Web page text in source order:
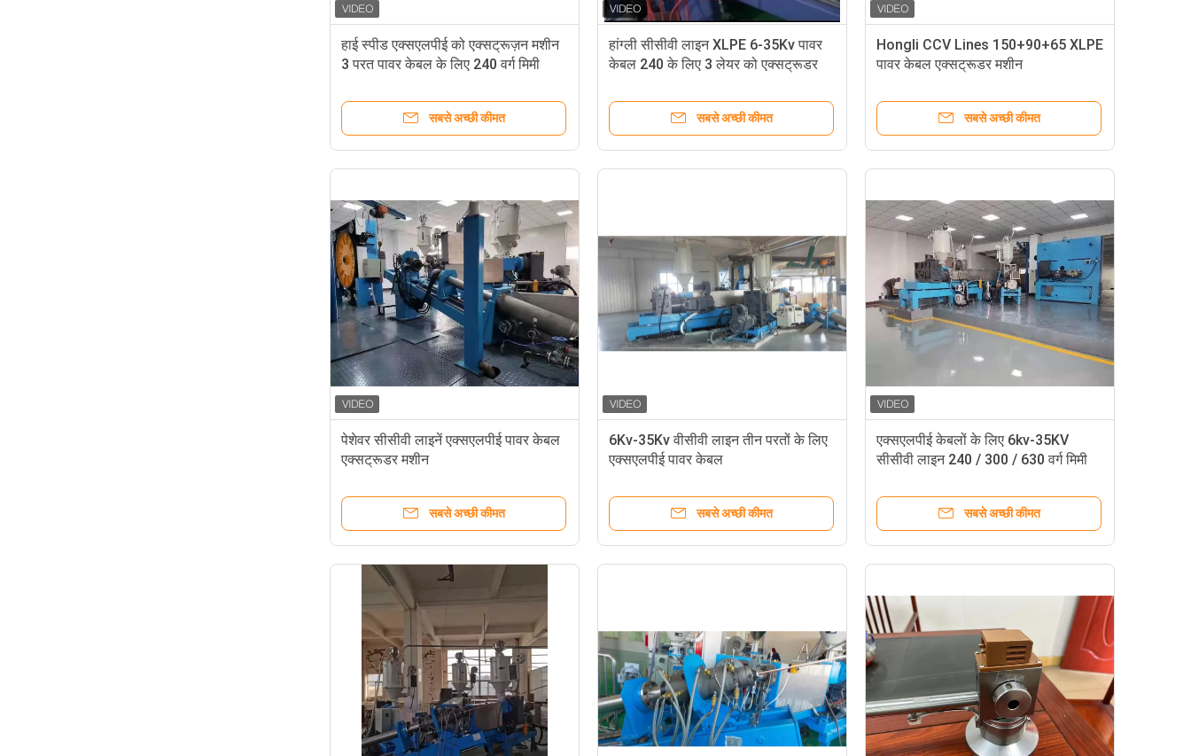
हाई स्पीड एक्सएलपीई को एक्सट्रूज़न मशीन
3 परत पावर केबल के लिए 240 वर्ग मिमी
सबसे अच्छी कीमत
हांग्ली सीसीवी लाइन XLPE 6-35Kv पावर
केबल 240 के लिए 3 लेयर को एक्सट्रूडर
सबसे अच्छी कीमत
Hongli CCV Lines 150+90+65 XLPE
पावर केबल एक्सट्रूडर मशीन
सबसे अच्छी कीमत
पेशेवर सीसीवी लाइनें एक्सएलपीई पावर केबल
एक्सट्रूडर मशीन
सबसे अच्छी कीमत
6Kv-35Kv वीसीवी लाइन तीन परतों के लिए
एक्सएलपीई पावर केबल
सबसे अच्छी कीमत
एक्सएलपीई केबलों के लिए 6kv-35KV
सीसीवी लाइन 240 / 300 / 630 वर्ग मिमी
सबसे अच्छी कीमत